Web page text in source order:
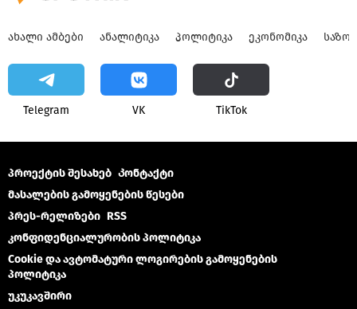
ᲐᲮᲐᲚᲘ ᲐᲛᲑᲔᲑᲘ ᲐᲜᲐᲚᲘᲢᲘᲙᲐ ᲞᲝᲚᲘᲢᲘᲙᲐ ᲔᲙᲝᲜᲝᲛᲘᲙᲐ
Telegram VK ТikТоk
პროექტის შესახებ Კონტაქტი
მასალების გამოყენების წესები
პრეს-რელიზები RSS
კონფიდენციალურობის პოლიტიკა
Cookie და ავტომატური ლოგირების გამოყენების
პოლიტიკა
უკუკავშირი